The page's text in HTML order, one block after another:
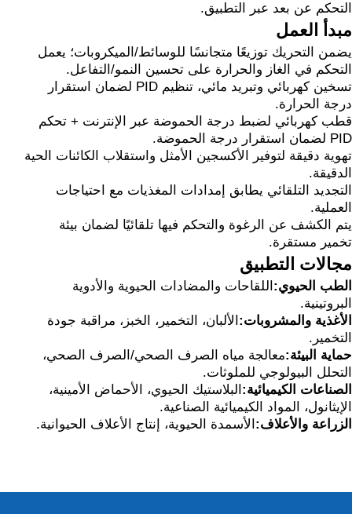
التحكم عن بعد عبر التطبيق.
مبدأ العمل
يضمن التحريك توزيعًا متجانسًا للوسائط/الميكروبات؛ يعمل
التحكم في الغاز والحرارة على تحسين النمو/التفاعل.
تسخين كهربائي وتبريد مائي، تنظيم PID لضمان استقرار
درجة الحرارة.
قطب كهربائي لضبط درجة الحموضة عبر الإنترنت + تحكم
PID لضمان استقرار درجة الحموضة.
تهوية دقيقة لتوفير الأكسجين الأمثل واستقلاب الكائنات الحية
الدقيقة.
التجديد التلقائي يطابق إمدادات المغذيات مع احتياجات
العملية.
يتم الكشف عن الرغوة والتحكم فيها تلقائيًا لضمان بيئة
تخمير مستقرة.
مجالات التطبيق
الطب الحيوي: اللقاحات والمضادات الحيوية والأدوية
البروتينية.
الأغذية والمشروبات: الألبان، التخمير، الخبز، مراقبة جودة
التخمير.
حماية البيئة:معالجة مياه الصرف الصحي/الصرف الصحي،
التحلل البيولوجي للملوثات.
الصناعات الكيميائية: البلاستيك الحيوي، الأحماض الأمينية،
الإيثانول، المواد الكيميائية الصناعية.
الزراعة والأعلاف: الأسمدة الحيوية، إنتاج الأعلاف الحيوانية.